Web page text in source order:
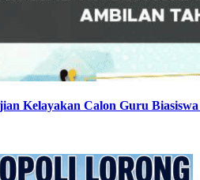
Kelayakan Calon Guru